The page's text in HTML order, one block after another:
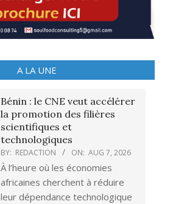
A LA UNE
Bénin : le CNE veut accélérer
la promotion des filières
scientifiques et
technologiques
BY: REDACTION ON: AUG 7, 2026
À l’heure où les économies
africaines cherchent à réduire
leur dépendance technologique